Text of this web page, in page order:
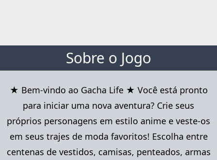
Sobre o Jogo
★ Bem-vindo ao Gacha Life ★ Você está pronto
para iniciar uma nova aventura? Crie seus
próprios personagens em estilo anime e veste-os
em seus trajes de moda favoritos! Escolha entre
centenas de vestidos, camisas, penteados, armas